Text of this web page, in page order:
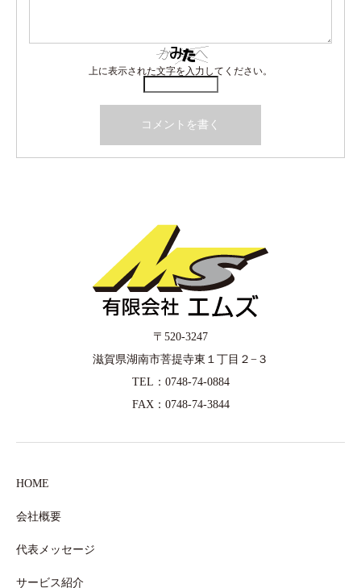
上に表示された文字を入力してください。
〒520-3247
滋賀県湖南市菩提寺東１丁目２−３
TEL：0748-74-0884
FAX：0748-74-3844
HOME
会社概要
代表メッセージ
サービス紹介